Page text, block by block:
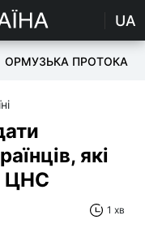
UA
ОРМУЗЬКА ПРОТОКА
які
ЦНС
1 хв